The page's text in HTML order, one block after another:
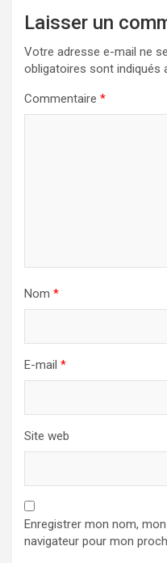
Laisser un
Votre adresse e-mail ne
obligatoires sont indiqués
Commentaire *
Nom *
E-mail *
Site web
Enregistrer mon nom,
navigateur pour mon